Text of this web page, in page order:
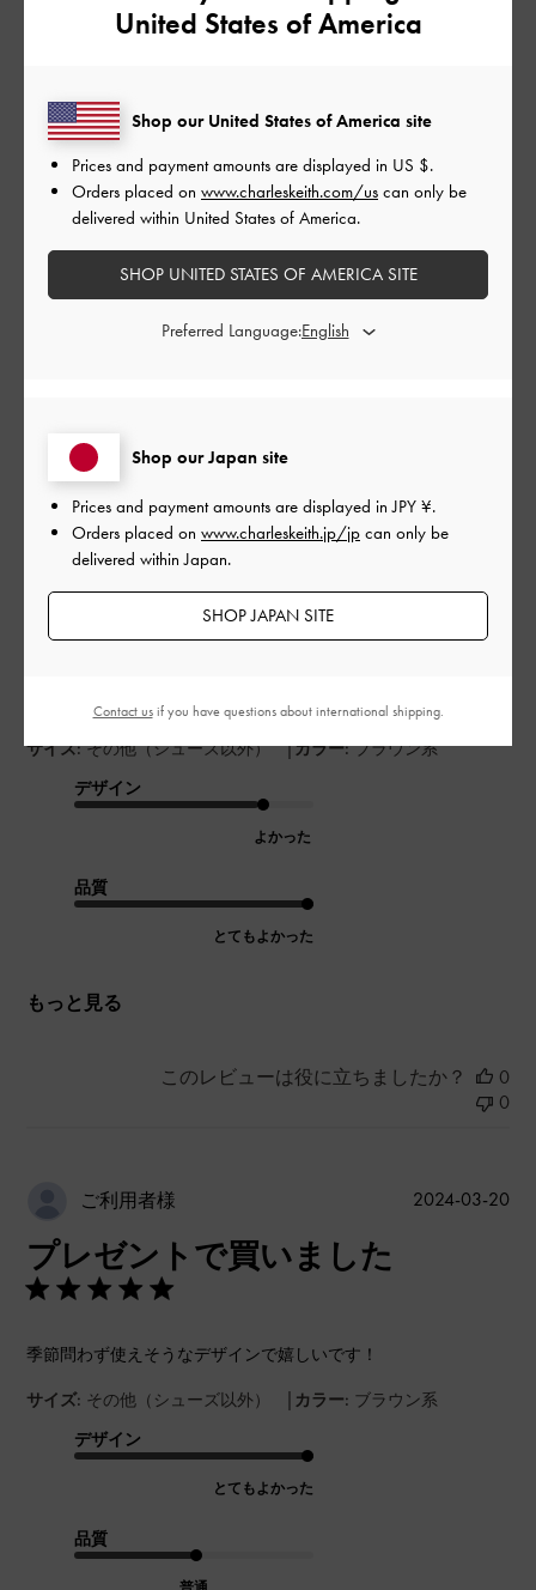
小さくてかわいいですが、中はあまり入らないです
デザイン
とてもよかった
品質
ご利用者様
かわいい
すごく見た目は可愛くて気に入っています！
サイズ: その他（シューズ以外） |カラー: ブラウン系
デザイン
よかった
品質
とてもよかった
もっと見る
2024-04-01
このレビューは役に立ちましたか？
0
0
ご利用者様
プレゼントで買いました
季節問わず使えそうなデザインで嬉しいです！
サイズ: その他（シューズ以外） | カラー: ブラウン系
デザイン
とてもよかった
品質
公
2024-03-20
United States of America
Shop our Japan site
Prices and payment amounts are displayed inJPY ¥.
Orders placed on www.charleskeith.jp/jp can only be
delivered within Japan.
SHOP JAPAN SITE
Shop our United States of America site
Prices and payment amounts are displayed in US $.
Orders placed on www.charleskeith.com/us can only be
delivered within United States of America.
SHOP UNITED STATES OF AMERICA SITE
Preferred Language:
Contact usif you have questions about international shipping.